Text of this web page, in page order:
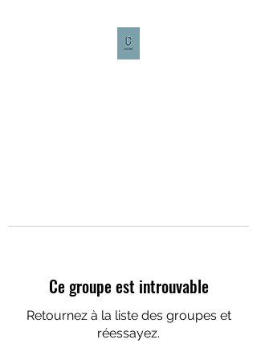
Ce groupe est introuvable
Retournez à la liste des groupes et
réessayez.